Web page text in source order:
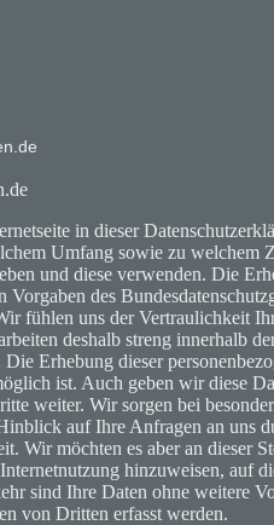
in dieser
Umfang sowie zu welchem
und diese verwenden. Die
des
fühlen uns der Vertraulichkeit
deshalb streng innerhalb
Die Erhebung dieser
ist. Auch geben wir diese
weiter. Wir sorgen bei
auf Ihre Anfragen an uns
Wir möchten es aber an dieser
hinzuweisen, auf
sind Ihre Daten ohne weitere
von Dritten erfasst werden.